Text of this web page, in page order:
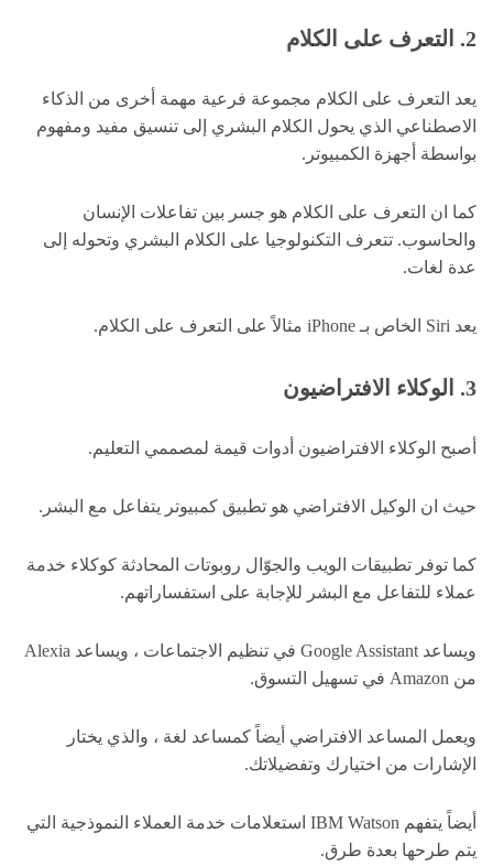
2. التعرف على الكلام
يعد التعرف على الكلام مجموعة فرعية مهمة أخرى من الذكاء
الاصطناعي الذي يحول الكلام البشري إلى تنسيق مفيد ومفهوم
بواسطة أجهزة الكمبيوتر.
كما ان التعرف على الكلام هو جسر بين تفاعلات الإنسان
والحاسوب. تتعرف التكنولوجيا على الكلام البشري وتحوله إلى
عدة لغات.
يعد Siri الخاص بـ iPhone مثالاً على التعرف على الكلام.
3. الوكلاء الافتراضيون
أصبح الوكلاء الافتراضيون أدوات قيمة لمصممي التعليم.
حيث ان الوكيل الافتراضي هو تطبيق كمبيوتر يتفاعل مع البشر.
كما توفر تطبيقات الويب والجوّال روبوتات المحادثة كوكلاء خدمة
عملاء للتفاعل مع البشر للإجابة على استفساراتهم.
ويساعد Google Assistant في تنظيم الاجتماعات ، ويساعد Alexia
من Amazon في تسهيل التسوق.
ويعمل المساعد الافتراضي أيضاً كمساعد لغة ، والذي يختار
الإشارات من اختيارك وتفضيلاتك.
أيضاً يتفهم IBM Watson استعلامات خدمة العملاء النموذجية التي
يتم طرحها بعدة طرق.